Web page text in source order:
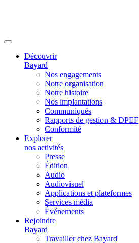
Découvrir
Bayard
Nos engagements
Notre organisation
Notre histoire
Nos implantations
Communiqués
Rapports de gestion & DPEF
Conformité
Explorer
nos activités
Presse
Édition
Audio
Audiovisuel
Applications et plateformes
Services média
Événements
Rejoindre
Bayard
Travailler chez Bayard